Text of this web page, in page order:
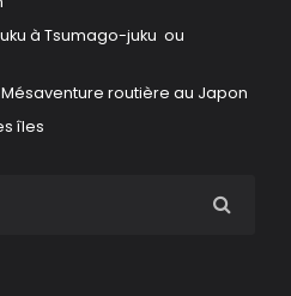
à Tsumago-juku ou
routière au Japon
îles